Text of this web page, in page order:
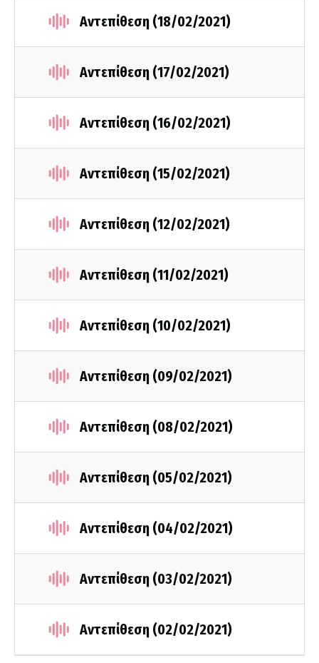
Αντεπίθεση (18/02/2021)
Αντεπίθεση (17/02/2021)
Αντεπίθεση (16/02/2021)
Αντεπίθεση (15/02/2021)
Αντεπίθεση (12/02/2021)
Αντεπίθεση (11/02/2021)
Αντεπίθεση (10/02/2021)
Αντεπίθεση (09/02/2021)
Αντεπίθεση (08/02/2021)
Αντεπίθεση (05/02/2021)
Αντεπίθεση (04/02/2021)
Αντεπίθεση (03/02/2021)
Αντεπίθεση (02/02/2021)